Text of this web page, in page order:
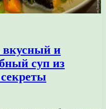
вкусный и
суп из